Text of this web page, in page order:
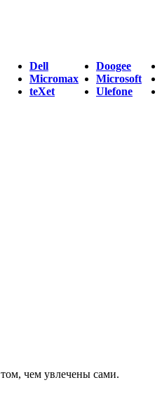
Dell Doogee
Micromax Microsoft
teXet Ulefone
чем увлечены сами.